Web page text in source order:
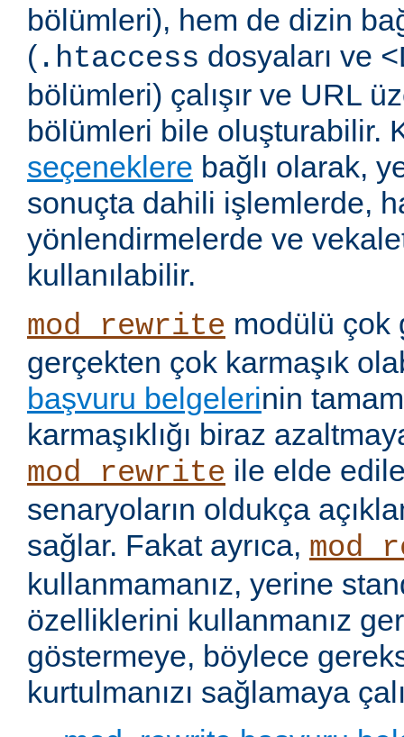
bölümleri), hem de dizin
( .htaccess dosyaları ve
bölümleri) çalışır ve URL
bölümleri bile oluşturabilir.
seçeneklere bağlı olarak,
sonuçta dahili işlemlerde,
yönlendirmelerde ve
kullanılabilir.
mod_rewrite modülü çok
gerçekten çok karmaşık
başvuru belgelerinin
karmaşıklığı biraz
mod_rewrite ile elde
senaryoların oldukça
sağlar. Fakat ayrıca,
kullanmamanız, yerine
özelliklerini kullanmanız
göstermeye, böylece
kurtulmanızı sağlamaya